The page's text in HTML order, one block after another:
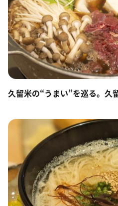
久留米の“うまい”を巡る。久